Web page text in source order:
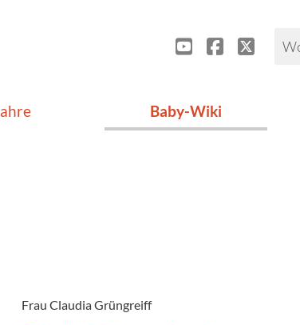
Baby-Wiki
Frau Claudia Grüngreiff